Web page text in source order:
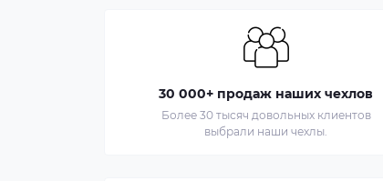
30 000+ продаж наших чехлов
Более 30 тысяч довольных клиентов
выбрали наши чехлы.